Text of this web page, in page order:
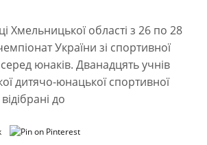
Хмельницької області з 26 по 28
України зі спортивної
серед юнаків. Дванадцять учнів
дитячо-юнацької спортивної
до